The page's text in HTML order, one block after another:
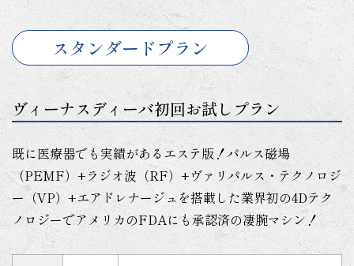
スタンダードプラン
ヴィーナスディーバ初回お試しプラン
既に医療器でも実績があるエステ版！パルス磁場
（PEMF）+ラジオ波（RF）+ヴァリパルス・テクノロジ
ー（VP）+エアドレナージュを搭載した業界初の4Dテク
ノロジーでアメリカのFDAにも承認済の凄腕マシン！